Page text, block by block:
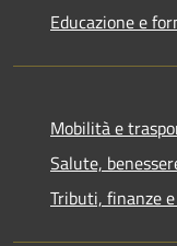
Educazione e
Mobilità e
Salute,
Tributi, finanze